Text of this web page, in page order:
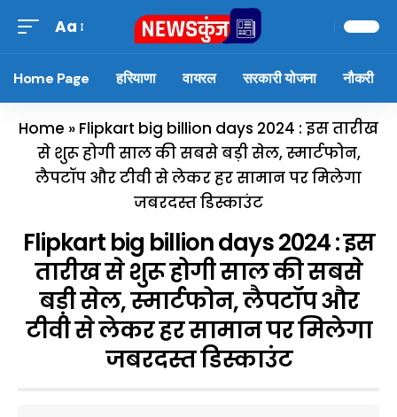
Aa
Home Page हरियाणा वायरल सरकारी योजना नौकरी
Home » Flipkart big billion days 2024 : इस तारीख
से शुरू होगी साल की सबसे बड़ी सेल, स्मार्टफोन,
लैपटॉप और टीवी से लेकर हर सामान पर मिलेगा
जबरदस्त डिस्काउंट
Flipkart big billion days 2024 : इस
तारीख से शुरू होगी साल की सबसे
बड़ी सेल, स्मार्टफोन, लैपटॉप और
टीवी से लेकर हर सामान पर मिलेगा
जबरदस्त डिस्काउंट